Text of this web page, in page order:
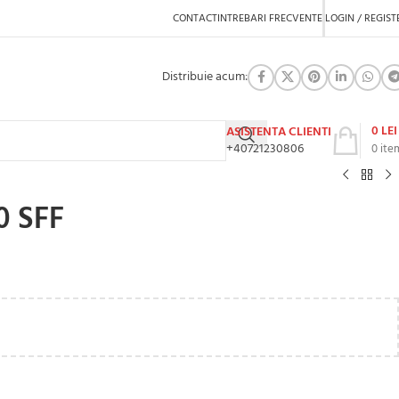
CONTACTINTREBARI FRECVENTE LOGIN /
Distribuie acum:
ASISTENTA CLIENTI
+40721230806
0
0 LEI